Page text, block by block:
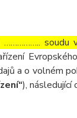
soudu
a o volném
), následující